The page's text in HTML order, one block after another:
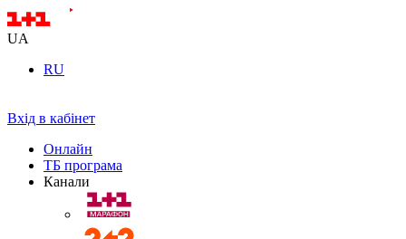
UA
RU
Вхід в кабінет
Онлайн
ТБ програма
Канали